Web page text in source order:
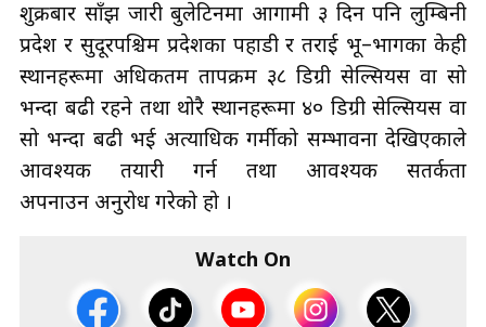
शुक्रबार साँझ जारी बुलेटिनमा आगामी ३ दिन पनि लुम्बिनी
प्रदेश र सुदूरपश्चिम प्रदेशका पहाडी र तराई भू–भागका केही
स्थानहरूमा अधिकतम तापक्रम ३८ डिग्री सेल्सियस वा सो
भन्दा बढी रहने तथा थोरै स्थानहरूमा ४० डिग्री सेल्सियस वा
सो भन्दा बढी भई अत्याधिक गर्मीको सम्भावना देखिएकाले
आवश्यक तयारी गर्न तथा आवश्यक सतर्कता
अपनाउन अनुरोध गरेको हो ।
Watch On